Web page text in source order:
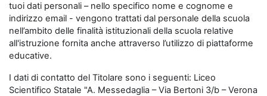
tuoi dati personali – nello specifico nome e cognome e
indirizzo email - vengono trattati dal personale della scuola
nell’ambito delle finalità istituzionali della scuola relative
all'istruzione fornita anche attraverso l’utilizzo di piattaforme
educative.
I dati di contatto del Titolare sono i seguenti: Liceo
Scientifico Statale "A. Messedaglia – Via Bertoni 3/b – Verona